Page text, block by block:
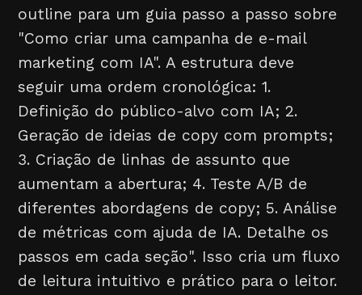
outline para um guia passo a passo sobre
"Como criar uma campanha de e-mail
marketing com IA". A estrutura deve
seguir uma ordem cronológica: 1.
Definição do público-alvo com IA; 2.
Geração de ideias de copy com prompts;
3. Criação de linhas de assunto que
aumentam a abertura; 4. Teste A/B de
diferentes abordagens de copy; 5. Análise
de métricas com ajuda de IA. Detalhe os
passos em cada seção". Isso cria um fluxo
de leitura intuitivo e prático para o leitor.